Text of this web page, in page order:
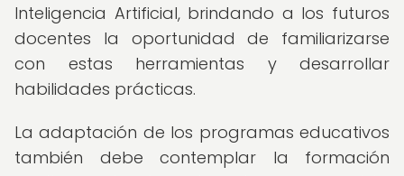
Inteligencia Artificial, brindando a los futuros
docentes la oportunidad de familiarizarse
con estas herramientas y desarrollar
habilidades prácticas.
La adaptación de los programas educativos
también debe contemplar la formación